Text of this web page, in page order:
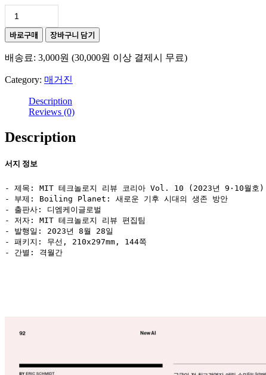
운
후
대
방
(Vol.10)
quantity
바로구매 장바구니 담기
배송료: 3,000원 (30,000원 이상 결제시 무료)
Category: 매거진
Description
Reviews (0)
Description
서지 정보
- 제목: MIT 테크놀로지 리뷰 코리아 Vol. 10 (2023년 9·10월호)
- 부제: Boiling Planet: 새로운 기후 시대의 생존 방안
- 출판사: 디엠케이글로벌
- 저자: MIT 테크놀로지 리뷰 편집팀
- 발행일: 2023년 8월 28일
- 패키지: 무선, 210x297mm, 144쪽
- 간별: 격월간